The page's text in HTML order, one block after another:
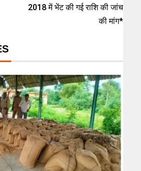
2018 में भेंट की गई राशि की जांच
की मांग*